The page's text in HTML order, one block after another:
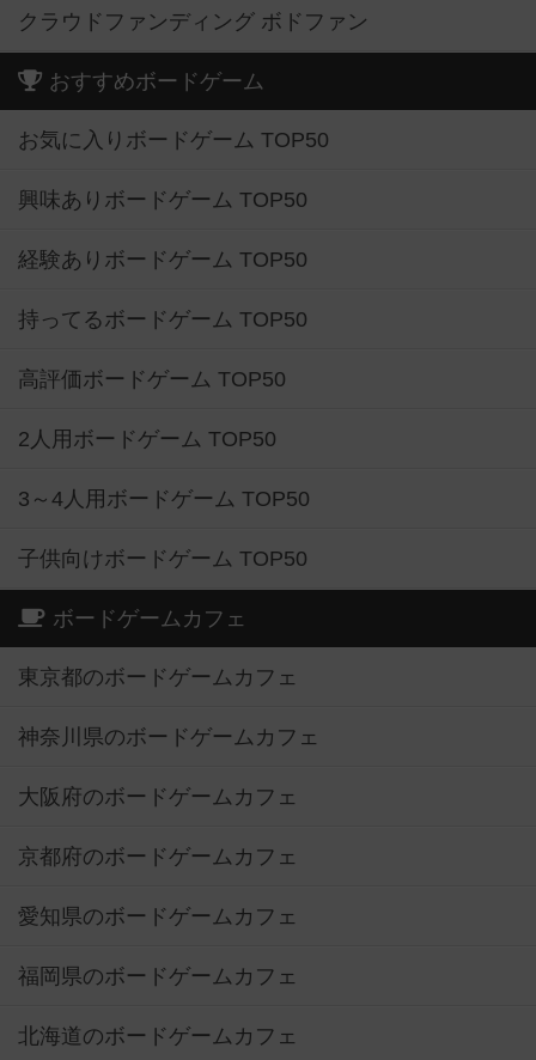
おすすめボードゲーム
お気に入りボードゲーム TOP50
興味ありボードゲーム TOP50
経験ありボードゲーム TOP50
持ってるボードゲーム TOP50
高評価ボードゲーム TOP50
2人用ボードゲーム TOP50
3～4人用ボードゲーム TOP50
子供向けボードゲーム TOP50
ボードゲームカフェ
東京都のボードゲームカフェ
神奈川県のボードゲームカフェ
大阪府のボードゲームカフェ
京都府のボードゲームカフェ
愛知県のボードゲームカフェ
福岡県のボードゲームカフェ
北海道のボードゲームカフェ
オーナー・店長の方へ